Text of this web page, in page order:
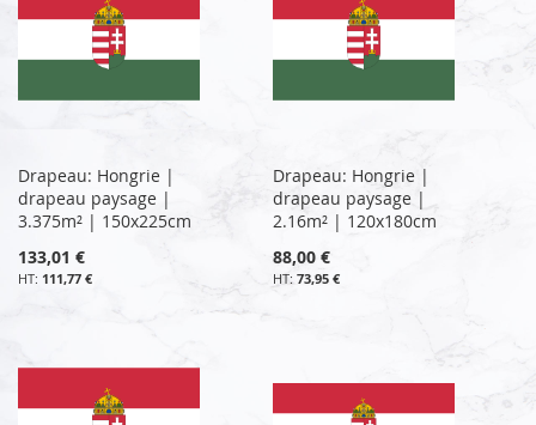
Drapeau: Hongrie |
drapeau paysage |
3.375m² | 150x225cm
133,01 €
111,77 €
Drapeau: Hongrie |
drapeau paysage |
2.16m² | 120x180cm
88,00 €
73,95 €